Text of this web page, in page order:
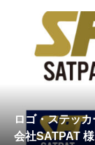
ロゴ・ステッ
会社SATPAT 様